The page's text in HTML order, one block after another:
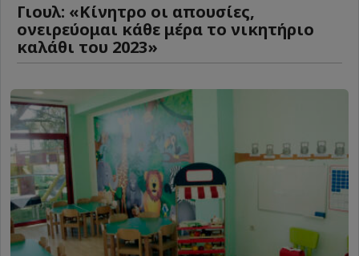
Γιουλ: «Κίνητρο οι απουσίες,
ονειρεύομαι κάθε μέρα το νικητήριο
καλάθι του 2023»